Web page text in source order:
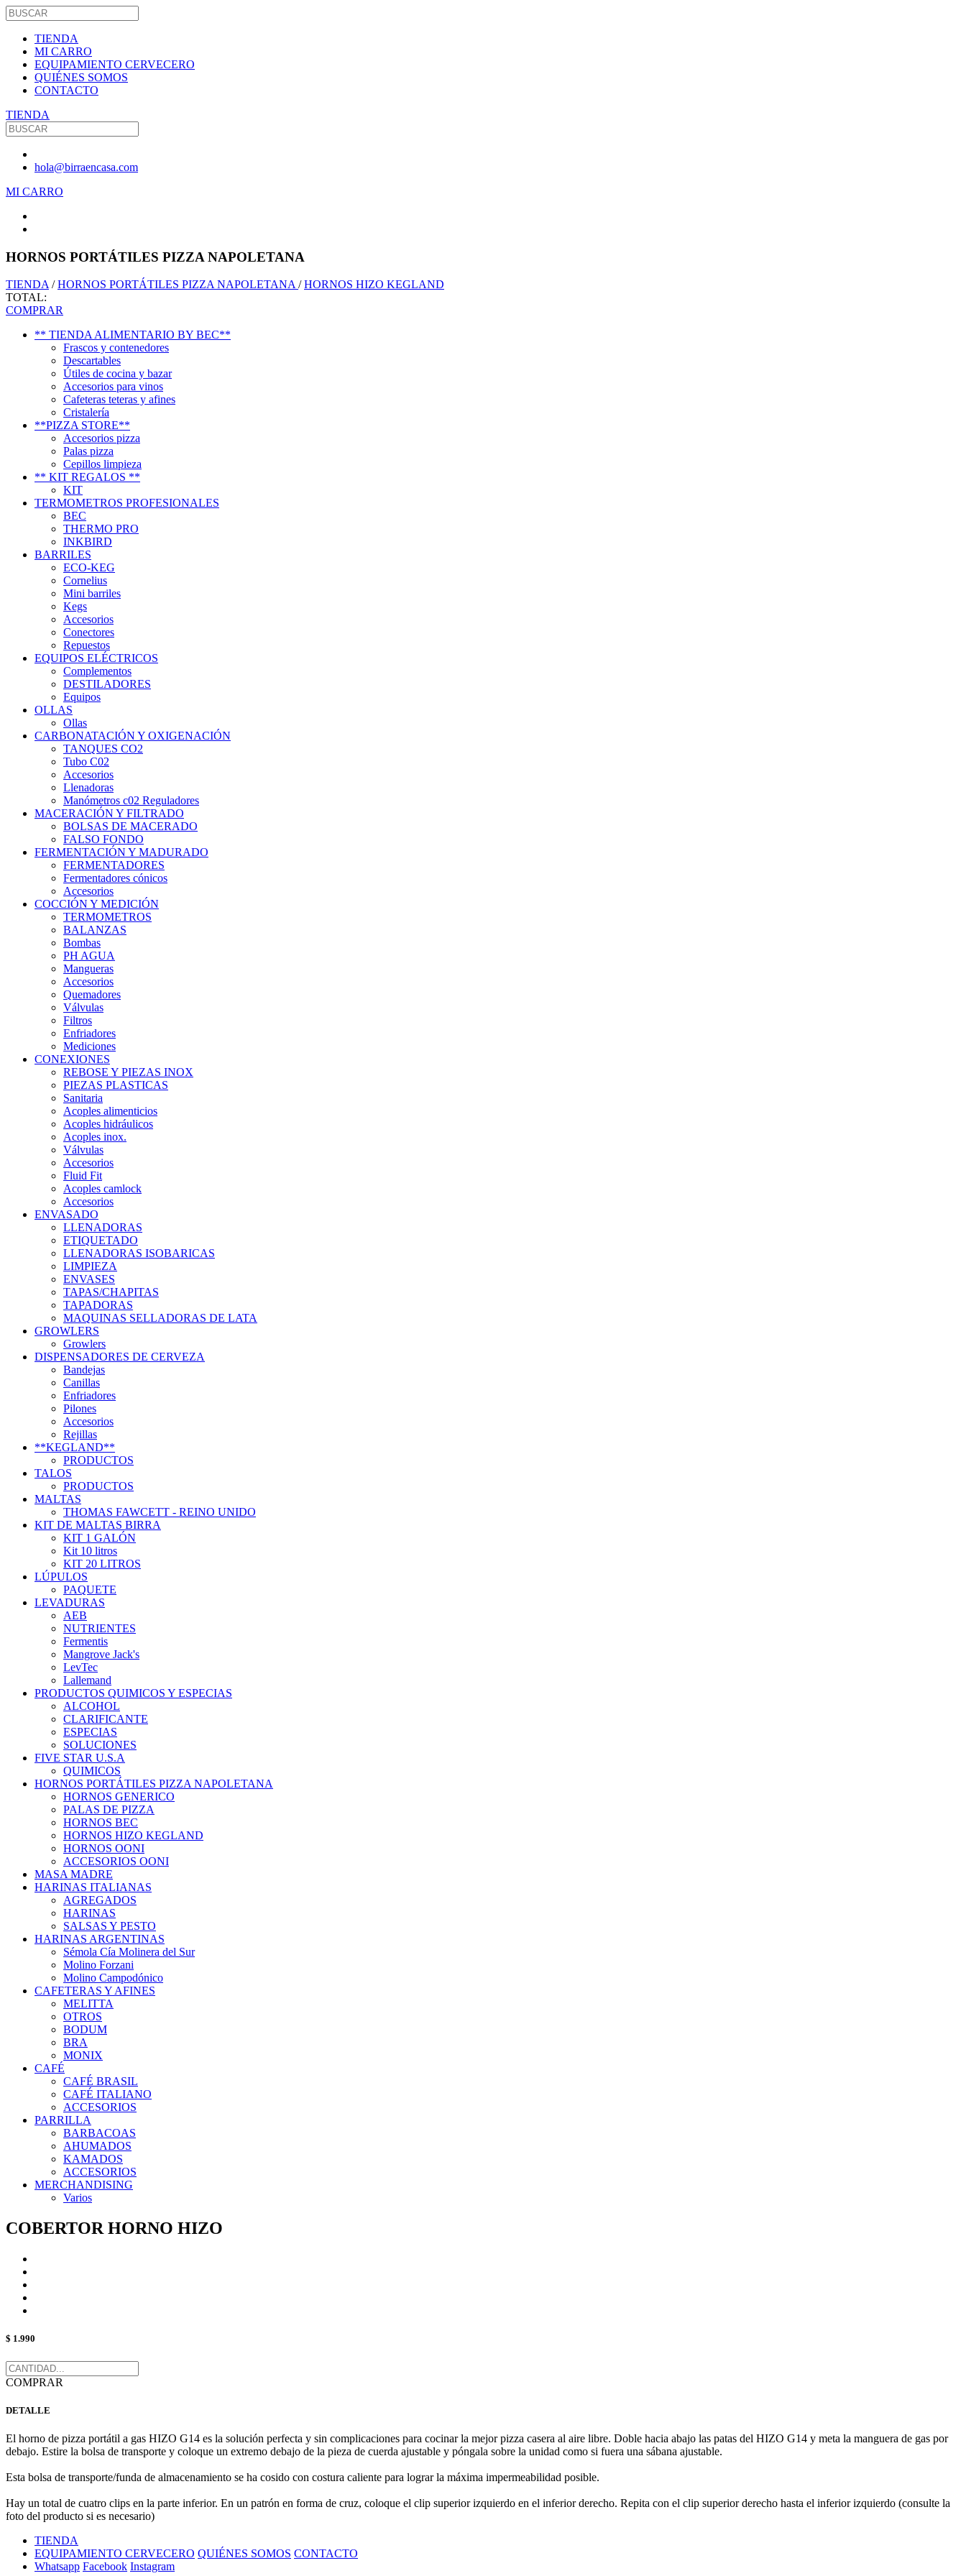
TIENDA
MI CARRO
EQUIPAMIENTO CERVECERO
QUIÉNES SOMOS
CONTACTO
TIENDA
hola@birraencasa.com
MI CARRO
HORNOS PORTÁTILES PIZZA NAPOLETANA
TIENDA/HORNOS PORTÁTILES PIZZA NAPOLETANA/HORNOS HIZO KEGLAND
TOTAL:
COMPRAR
** TIENDA ALIMENTARIO BY BEC**
Frascos y contenedores
Descartables
Útiles de cocina y bazar
Accesorios para vinos
Cafeteras teteras y afines
Cristalería
**PIZZA STORE**
Accesorios pizza
Palas pizza
Cepillos limpieza
** KIT REGALOS **
KIT
TERMOMETROS PROFESIONALES
BEC
THERMO PRO
INKBIRD
BARRILES
ECO-KEG
Cornelius
Mini barriles
Kegs
Accesorios
Conectores
Repuestos
EQUIPOS ELÉCTRICOS
Complementos
DESTILADORES
Equipos
OLLAS
Ollas
CARBONATACIÓN Y OXIGENACIÓN
TANQUES CO2
Tubo C02
Accesorios
Llenadoras
Manómetros c02 Reguladores
MACERACIÓN Y FILTRADO
BOLSAS DE MACERADO
FALSO FONDO
FERMENTACIÓN Y MADURADO
FERMENTADORES
Fermentadores cónicos
Accesorios
COCCIÓN Y MEDICIÓN
TERMOMETROS
BALANZAS
Bombas
PH AGUA
Mangueras
Accesorios
Quemadores
Válvulas
Filtros
Enfriadores
Mediciones
CONEXIONES
REBOSE Y PIEZAS INOX
PIEZAS PLASTICAS
Sanitaria
Acoples alimenticios
Acoples hidráulicos
Acoples inox.
Válvulas
Accesorios
Fluid Fit
Acoples camlock
Accesorios
ENVASADO
LLENADORAS
ETIQUETADO
LLENADORAS ISOBARICAS
LIMPIEZA
ENVASES
TAPAS/CHAPITAS
TAPADORAS
MAQUINAS SELLADORAS DE LATA
GROWLERS
Growlers
DISPENSADORES DE CERVEZA
Bandejas
Canillas
Enfriadores
Pilones
Accesorios
Rejillas
**KEGLAND**
PRODUCTOS
TALOS
PRODUCTOS
MALTAS
THOMAS FAWCETT - REINO UNIDO
KIT DE MALTAS BIRRA
KIT 1 GALÓN
Kit 10 litros
KIT 20 LITROS
LÚPULOS
PAQUETE
LEVADURAS
AEB
NUTRIENTES
Fermentis
Mangrove Jack's
LevTec
Lallemand
PRODUCTOS QUIMICOS Y ESPECIAS
ALCOHOL
CLARIFICANTE
ESPECIAS
SOLUCIONES
FIVE STAR U.S.A
QUIMICOS
HORNOS PORTÁTILES PIZZA NAPOLETANA
HORNOS GENERICO
PALAS DE PIZZA
HORNOS BEC
HORNOS HIZO KEGLAND
HORNOS OONI
ACCESORIOS OONI
MASA MADRE
HARINAS ITALIANAS
AGREGADOS
HARINAS
SALSAS Y PESTO
HARINAS ARGENTINAS
Sémola Cía Molinera del Sur
Molino Forzani
Molino Campodónico
CAFETERAS Y AFINES
MELITTA
OTROS
BODUM
BRA
MONIX
CAFÉ
CAFÉ BRASIL
CAFÉ ITALIANO
ACCESORIOS
PARRILLA
BARBACOAS
AHUMADOS
KAMADOS
ACCESORIOS
MERCHANDISING
Varios
COBERTOR HORNO HIZO
$ 1.990
COMPRAR
DETALLE
El horno de pizza portátil a gas HIZO G14 es la solución perfecta y sin complicaciones para cocinar la mejor pizza casera al aire libre. Doble hacia abajo las patas del HIZO G14 y meta la manguera de gas por
debajo. Estire la bolsa de transporte y coloque un extremo debajo de la pieza de cuerda ajustable y póngala sobre la unidad como si fuera una sábana ajustable.
Esta bolsa de transporte/funda de almacenamiento se ha cosido con costura caliente para lograr la máxima impermeabilidad posible.
Hay un total de cuatro clips en la parte inferior. En un patrón en forma de cruz, coloque el clip superior izquierdo en el inferior derecho. Repita con el clip superior derecho hasta el inferior izquierdo (consulte la
foto del producto si es necesario)
TIENDA
EQUIPAMIENTO CERVECERO QUIÉNES SOMOS CONTACTO
Whatsapp Facebook Instagram